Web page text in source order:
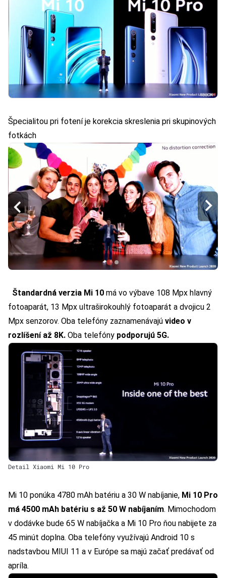
Špecialitou pri fotení je korekcia skreslenia pri skupinových
fotkách
Štandardná verzia Mi 10 má vo výbave 108 Mpx hlavný
fotoaparát, 13 Mpx ultraširokouhlý fotoaparát a dvojicu 2
Mpx senzorov. Oba telefóny zaznamenávajú video v
rozlíšení až 8K. Oba telefóny podporujú 5G.
Detail Xiaomi Mi 10 Pro
Mi 10 ponúka 4780 mAh batériu a 30 W nabíjanie, Mi 10 Pro
má 4500 mAh batériu s až 50 W nabíjaním. Mimochodom
v dodávke bude 65 W nabíjačka a Mi 10 Pro ňou nabijete za
45 minút doplna. Oba telefóny využívajú Android 10 s
nadstavbou MIUI 11 a v Európe sa majú začať predávať od
apríla.